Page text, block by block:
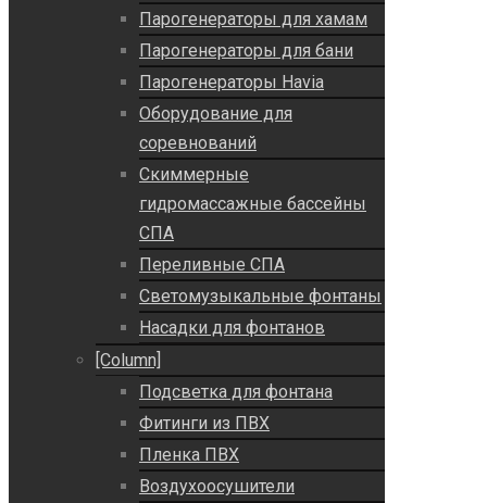
Парогенераторы для хамам
Парогенераторы для бани
Парогенераторы Havia
Оборудование для
соревнований
Скиммерные
гидромассажные бассейны
СПА
Переливные СПА
Светомузыкальные фонтаны
Насадки для фонтанов
[Column]
Подсветка для фонтана
Фитинги из ПВХ
Пленка ПВХ
Воздухоосушители